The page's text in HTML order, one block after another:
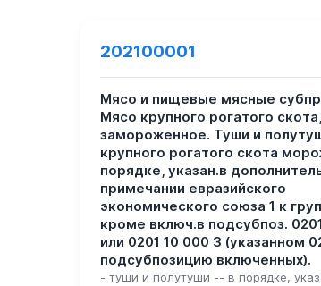
202100001
Мясо и пищевые мясные
Мясо крупного рогатого скота,
замороженное. Туши и
крупного рогатого скота
порядке, указан.в
примечании евразийского
экономического союза 1 к
кроме включ.в подсубпоз.
или 0201 10 000 3 (указанном
подсубпозицию включенных).
- туши и полутуши -- в порядке,